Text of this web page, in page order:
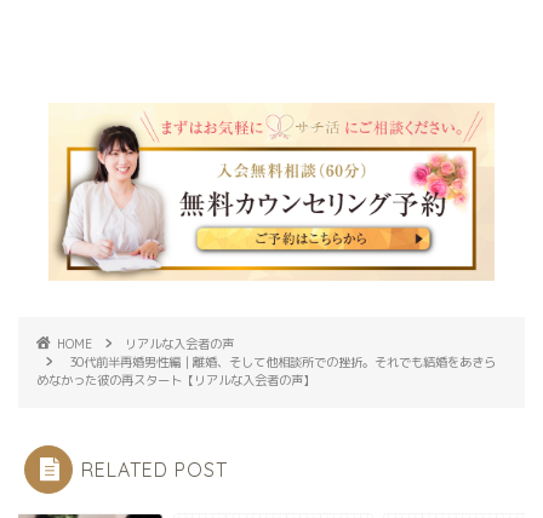
HOME
リアルな入会者の声
30代前半再婚男性編｜離婚、そして他相談所での挫折。それでも結婚をあきら
めなかった彼の再スタート【リアルな入会者の声】
RELATED POST